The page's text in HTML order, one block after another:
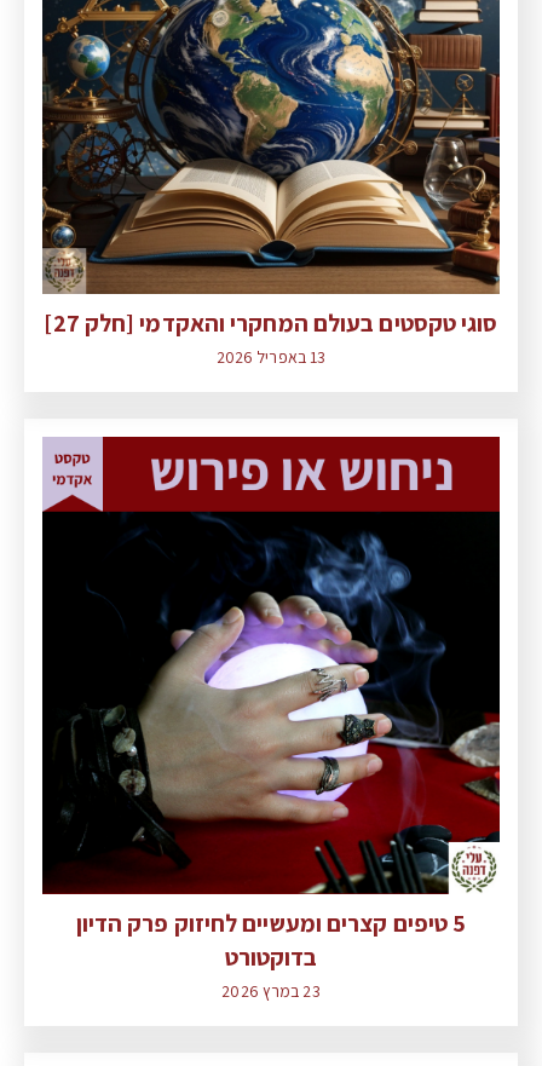
סוגי טקסטים בעולם המחקרי והאקדמי [חלק 27]
13 באפריל 2026
5 טיפים קצרים ומעשיים לחיזוק פרק הדיון
בדוקטורט
23 במרץ 2026